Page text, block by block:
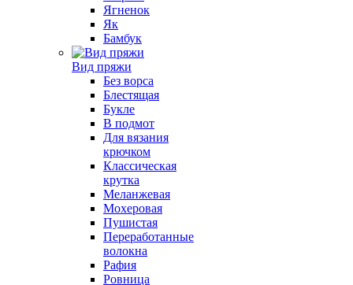
Ягненок
Як
Бамбук
Вид пряжи
Без ворса
Блестящая
Букле
В подмот
Для вязания
крючком
Классическая
крутка
Меланжевая
Мохеровая
Пушистая
Переработанные
волокна
Рафия
Ровница